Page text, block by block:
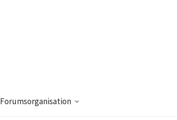
Forumsorganisation